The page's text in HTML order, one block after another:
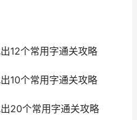
12个常用字通关攻略
10个常用字通关攻略
20个常用字通关攻略